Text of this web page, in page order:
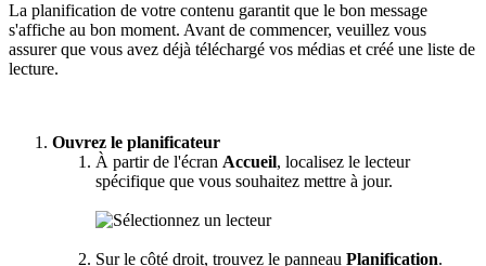
La planification de votre contenu garantit que le bon message
s'affiche au bon moment. Avant de commencer, veuillez vous
assurer que vous avez déjà téléchargé vos médias et créé une liste de
lecture.
Ouvrez le planificateur
À partir de l'écran Accueil, localisez le lecteur
spécifique que vous souhaitez mettre à jour.
Sur le côté droit, trouvez le panneau Planification.